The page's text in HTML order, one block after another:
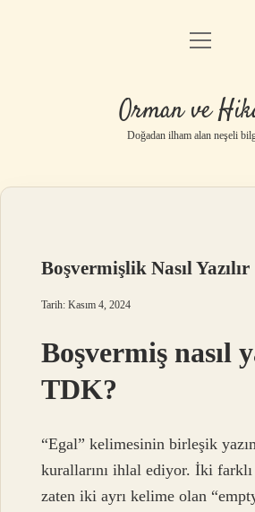
Anasayfa
Yasal Uyarı
menüyü
Orman ve
Doğadan ilham alan neşeli
Boşvermişlik Nasıl Yazılır
Tarih: Kasım 4, 2024
Boşvermiş nasıl
TDK?
“Egal” kelimesinin birleşik
kurallarını ihlal ediyor. İki farklı
zaten iki ayrı kelime olan